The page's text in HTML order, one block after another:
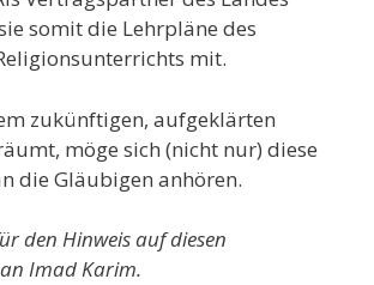
somit die Lehrpläne des
mit.
zukünftigen, aufgeklärten
möge sich (nicht nur) diese
die Gläubigen anhören.
den Hinweis auf diesen
Imad Karim.